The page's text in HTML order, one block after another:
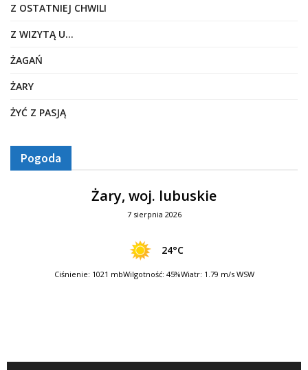
Z OSTATNIEJ CHWILI
Z WIZYTĄ U…
ŻAGAŃ
ŻARY
ŻYĆ Z PASJĄ
Pogoda
Żary, woj. lubuskie
7 sierpnia 2026
24°C
Ciśnienie: 1021 mbWilgotność: 45%Wiatr: 1.79 m/s WSW